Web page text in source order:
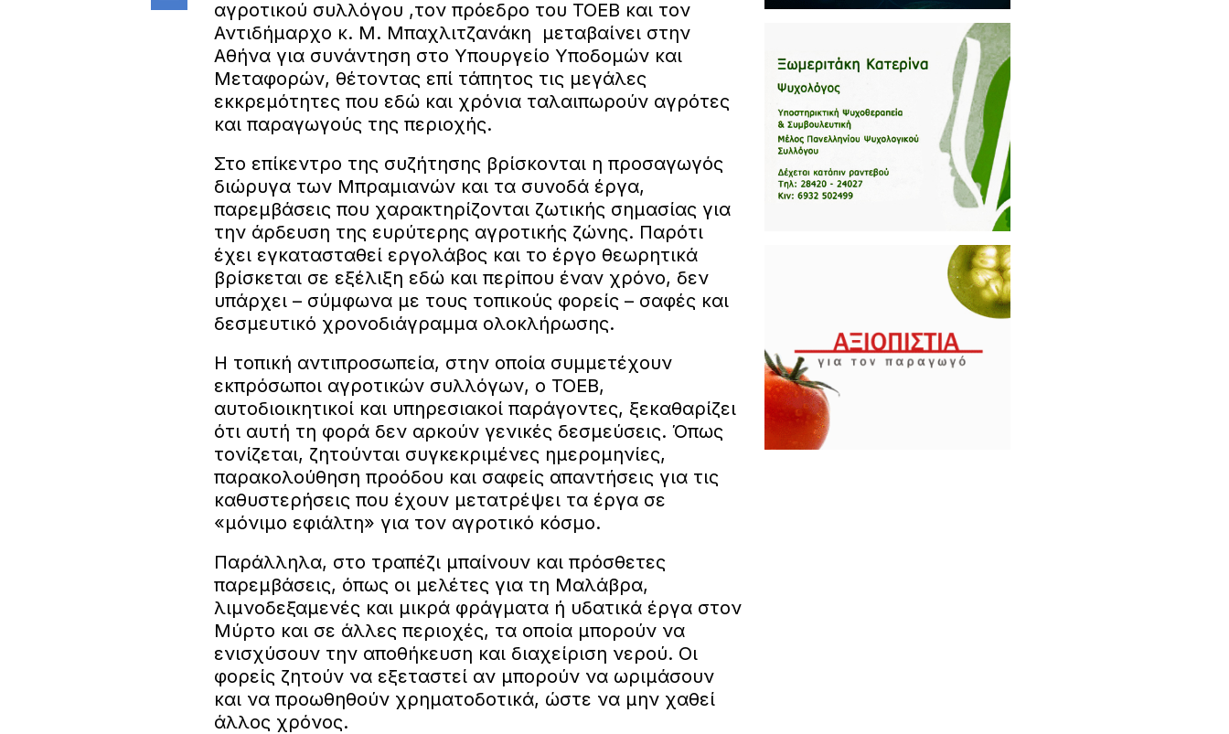
αγροτικού συλλόγου ,τον πρόεδρο του ΤΟΕΒ και τον
Αντιδήμαρχο κ. Μ. Μπαχλιτζανάκη μεταβαίνει στην
Αθήνα για συνάντηση στο Υπουργείο Υποδομών και
Μεταφορών, θέτοντας επί τάπητος τις μεγάλες
εκκρεμότητες που εδώ και χρόνια ταλαιπωρούν αγρότες
και παραγωγούς της περιοχής.
Στο επίκεντρο της συζήτησης βρίσκονται η προσαγωγός
διώρυγα των Μπραμιανών και τα συνοδά έργα,
παρεμβάσεις που χαρακτηρίζονται ζωτικής σημασίας για
την άρδευση της ευρύτερης αγροτικής ζώνης. Παρότι
έχει εγκατασταθεί εργολάβος και το έργο θεωρητικά
βρίσκεται σε εξέλιξη εδώ και περίπου έναν χρόνο, δεν
υπάρχει – σύμφωνα με τους τοπικούς φορείς – σαφές και
δεσμευτικό χρονοδιάγραμμα ολοκλήρωσης.
Η τοπική αντιπροσωπεία, στην οποία συμμετέχουν
εκπρόσωποι αγροτικών συλλόγων, ο ΤΟΕΒ,
αυτοδιοικητικοί και υπηρεσιακοί παράγοντες, ξεκαθαρίζει
ότι αυτή τη φορά δεν αρκούν γενικές δεσμεύσεις. Όπως
τονίζεται, ζητούνται συγκεκριμένες ημερομηνίες,
παρακολούθηση προόδου και σαφείς απαντήσεις για τις
καθυστερήσεις που έχουν μετατρέψει τα έργα σε
«μόνιμο εφιάλτη» για τον αγροτικό κόσμο.
Παράλληλα, στο τραπέζι μπαίνουν και πρόσθετες
παρεμβάσεις, όπως οι μελέτες για τη Μαλάβρα,
λιμνοδεξαμενές και μικρά φράγματα ή υδατικά έργα στον
Μύρτο και σε άλλες περιοχές, τα οποία μπορούν να
ενισχύσουν την αποθήκευση και διαχείριση νερού. Οι
φορείς ζητούν να εξεταστεί αν μπορούν να ωριμάσουν
και να προωθηθούν χρηματοδοτικά, ώστε να μην χαθεί
άλλος χρόνος.